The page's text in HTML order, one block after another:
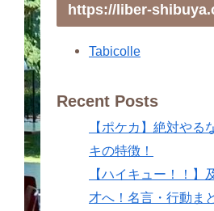
https://liber-
Tabicolle
Recent Posts
【ポケカ】絶対やる
キの特徴！
【ハイキュー！！】
才へ！名言・行動ま